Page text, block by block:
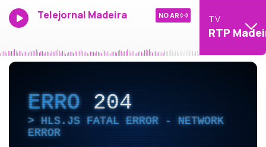
Telejornal Madeira NO AR TV
RTP
ERRO204
HLS.JS FATAL ERROR - NETWORK
ERROR